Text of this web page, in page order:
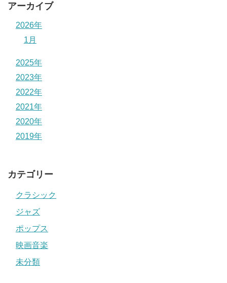
アーカイブ
2026年
1月
2025年
2023年
2022年
2021年
2020年
2019年
カテゴリー
クラシック
ジャズ
ポップス
映画音楽
未分類